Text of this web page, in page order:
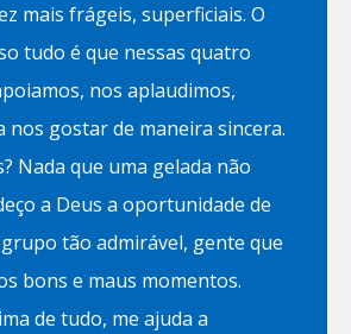
mais frágeis, superficiais. O
tudo é que nessas quatro
nos aplaudimos,
nos gostar de maneira sincera.
Nada que uma gelada não
a Deus a oportunidade de
tão admirável, gente que
bons e maus momentos.
de tudo, me ajuda a